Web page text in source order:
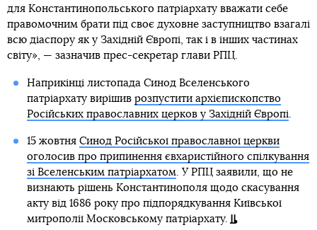
для Константинопольського патріархату вважати себе
правомочним брати під своє духовне заступництво взагалі
всю діаспору як у Західній Європі, так і в інших частинах
світу», — зазначив прес-секретар глави РПЦ.
Наприкінці листопада Синод Вселенського
патріархату вирішив розпустити архієпископство
Російських православних церков у Західній Європі.
15 жовтня Синод Російської православної церкви
оголосив про припинення євхаристійного спілкування
зі Вселенським патріархатом. У РПЦ заявили, що не
визнають рішень Константинополя щодо скасування
акту від 1686 року про підпорядкування Київської
митрополії Московському патріархату.